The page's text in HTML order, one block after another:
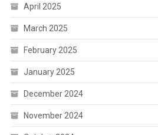
April 2025
March 2025
February 2025
January 2025
December 2024
November 2024